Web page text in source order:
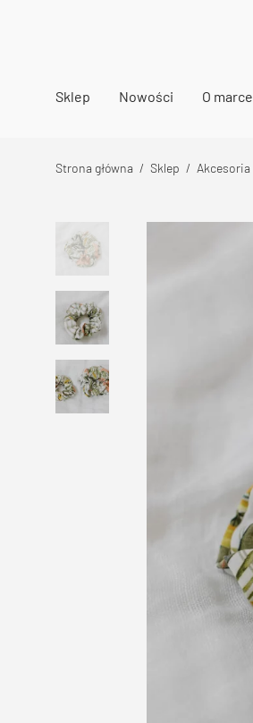
Sklep Nowości O marce
Strona główna / Sklep / Akcesoria